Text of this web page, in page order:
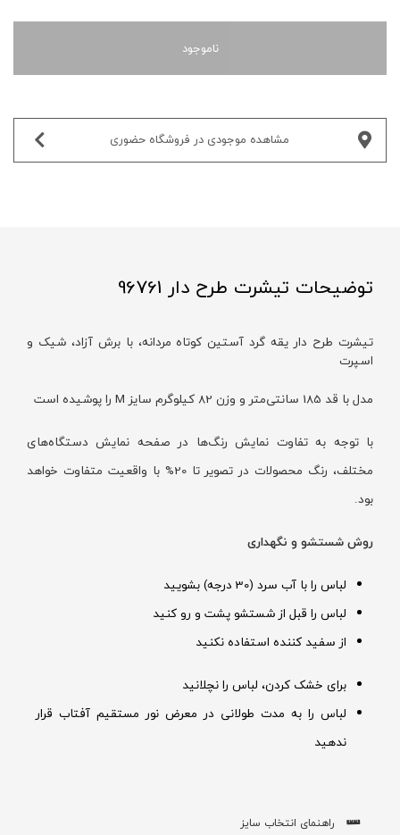
ناموجود
مشاهده موجودی در فروشگاه حضوری‌
توضیحات تیشرت طرح دار 96761
تیشرت طرح دار یقه گرد آستین کوتاه مردانه، با برش آزاد، شیک و
اسپرت
مدل با قد 185 سانتی‌متر و وزن 82 کیلوگرم سایز M را پوشیده است
با توجه به تفاوت نمایش رنگ‌ها در صفحه نمایش دستگاه‌های
مختلف، رنگ محصولات در تصویر تا 20% با واقعیت متفاوت خواهد
بود.
روش شستشو و نگهداری
لباس را با آب سرد (30 درجه) بشویید
لباس را قبل از شستشو پشت و رو کنید
از سفید کننده استفاده نکنید
برای خشک کردن، لباس را نچلانید
لباس را به مدت طولانی در معرض نور مستقیم آفتاب قرار
ندهید
راهنمای انتخاب سایز